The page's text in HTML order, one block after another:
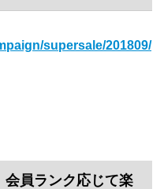
supersale/201809/
員ランク応じて楽